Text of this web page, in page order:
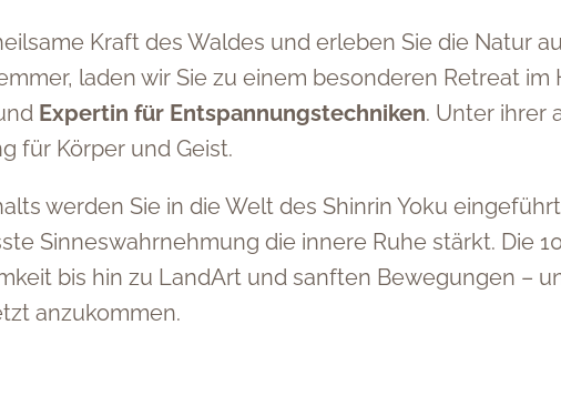
Kraft des Waldes und erleben Sie die Natur
laden wir Sie zu einem besonderen Retreat im
Expertin für Entspannungstechniken. Unter ihrer
für Körper und Geist.
werden Sie in die Welt des Shinrin Yoku
Sinneswahrnehmung die innere Ruhe stärkt. Die
bis hin zu LandArt und sanften Bewegungen –
anzukommen.